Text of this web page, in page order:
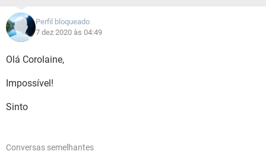
Perfil bloqueado
7 dez 2020 às 04:49
Olá Corolaine,
Impossível!
Sinto
Conversas semelhantes